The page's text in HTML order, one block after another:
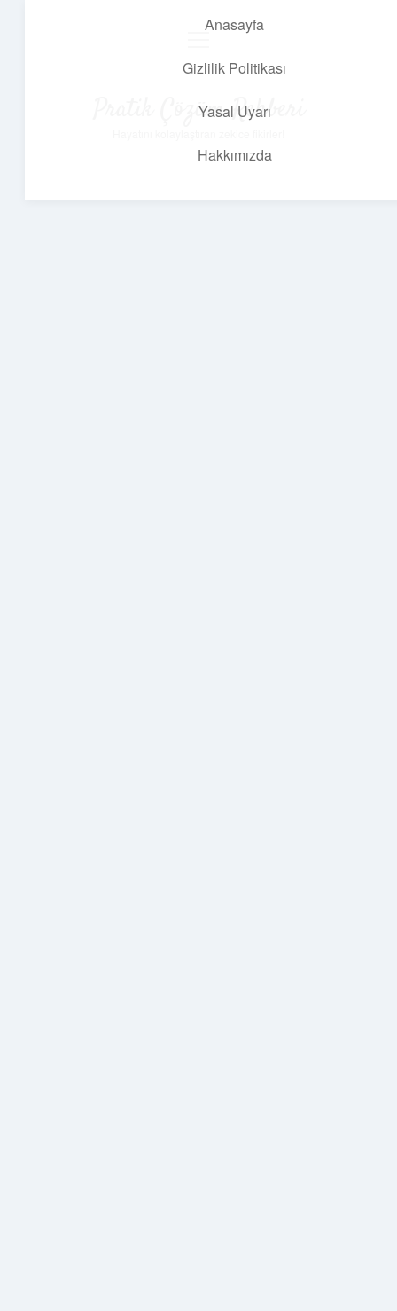
Anasayfa
Gizlilik Politikası
Yasal Uyarı
Hakkımızda
Pratik Çözüm Rehberi